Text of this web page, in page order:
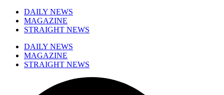
DAILY NEWS
MAGAZINE
STRAIGHT NEWS
DAILY NEWS
MAGAZINE
STRAIGHT NEWS